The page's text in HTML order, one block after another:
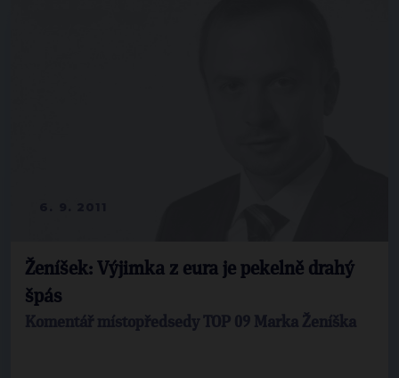
Ženíšek: Výjimka z eura je pekelně drahý
špás
Komentář místopředsedy TOP 09 Marka Ženíška